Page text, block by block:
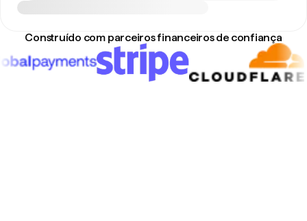
Construído com parceiros financeiros de confiança